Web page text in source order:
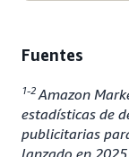
Fuentes
1-2 Amazon
estadísticas de
publicitarias